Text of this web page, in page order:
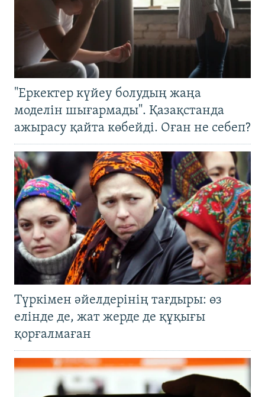
"Еркектер күйеу болудың жаңа
моделін шығармады". Қазақстанда
ажырасу қайта көбейді. Оған не себеп?
Түркімен әйелдерінің тағдыры: өз
елінде де, жат жерде де құқығы
қорғалмаған